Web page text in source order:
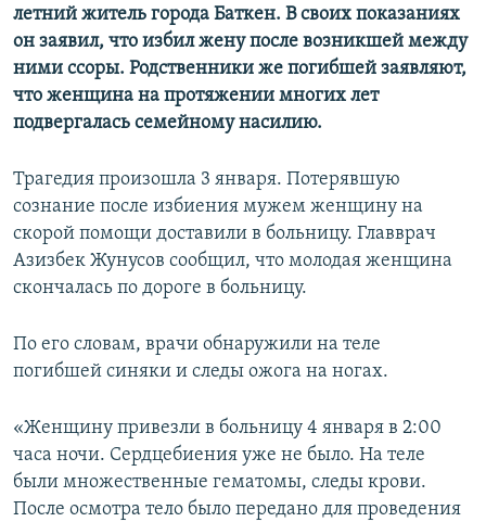
летний житель города Баткен. В своих показаниях
он заявил, что избил жену после возникшей между
ними ссоры. Родственники же погибшей заявляют,
что женщина на протяжении многих лет
подвергалась семейному насилию.
Трагедия произошла 3 января. Потерявшую
сознание после избиения мужем женщину на
скорой помощи доставили в больницу. Главврач
Азизбек Жунусов сообщил, что молодая женщина
скончалась по дороге в больницу.
По его словам, врачи обнаружили на теле
погибшей синяки и следы ожога на ногах.
«Женщину привезли в больницу 4 января в 2:00
часа ночи. Сердцебиения уже не было. На теле
были множественные гематомы, следы крови.
После осмотра тело было передано для проведения